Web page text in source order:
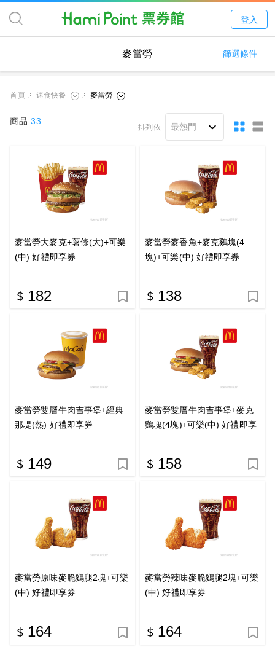
登入
篩選條件
麥當勞
首頁
商品33
排列依
麥當勞大麥克+薯條(大)+可樂
(中) 好禮即享券
182
麥當勞麥香魚+麥克鷄塊(4
塊)+可樂(中) 好禮即享券
138
麥當勞雙層牛肉吉事堡+經典
那堤(熱) 好禮即享券
149
麥當勞雙層牛肉吉事堡+麥克
鷄塊(4塊)+可樂(中) 好禮即享
158
麥當勞原味麥脆鷄腿2塊+可樂
(中) 好禮即享券
164
麥當勞辣味麥脆鷄腿2塊+可樂
(中) 好禮即享券
164